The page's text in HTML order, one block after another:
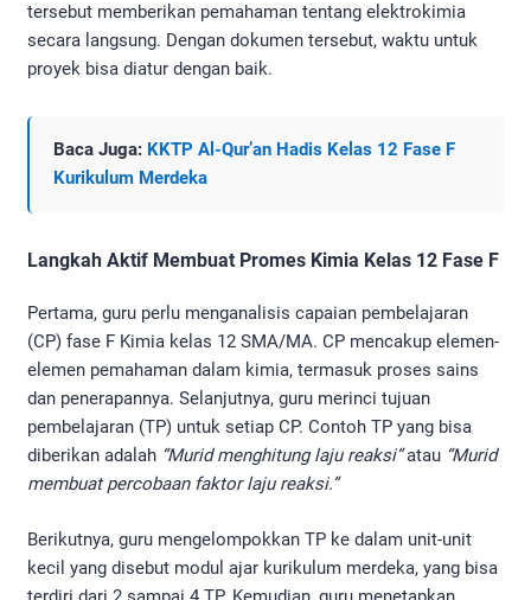
tersebut memberikan pemahaman tentang elektrokimia
secara langsung. Dengan dokumen tersebut, waktu untuk
proyek bisa diatur dengan baik.
Baca Juga: KKTP Al-Qur’an Hadis Kelas 12 Fase F
Kurikulum Merdeka
Langkah Aktif Membuat Promes Kimia Kelas 12 Fase F
Pertama, guru perlu menganalisis capaian pembelajaran
(CP) fase F Kimia kelas 12 SMA/MA. CP mencakup elemen-
elemen pemahaman dalam kimia, termasuk proses sains
dan penerapannya. Selanjutnya, guru merinci tujuan
pembelajaran (TP) untuk setiap CP. Contoh TP yang bisa
diberikan adalah “Murid menghitung laju reaksi”atau “Murid
membuat percobaan faktor laju reaksi.”
Berikutnya, guru mengelompokkan TP ke dalam unit-unit
kecil yang disebut modul ajar kurikulum merdeka, yang bisa